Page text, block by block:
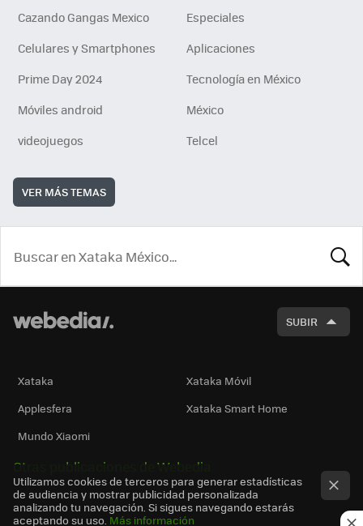
Cazando Gangas Mexico
Especiales
Celulares y Smartphones
Aplicaciones
Prime Day 2024
Tecnología en México
Móviles android
México
videojuegos
Telcel
VER MÁS TEMAS
SUBIR
Xataka
Xataka Móvil
Applesfera
Xataka Smart Home
Mundo Xiaomi
Otras publicaciones de Webedia
Utilizamos cookies de terceros para generar estadísticas
de audiencia y mostrar publicidad personalizada
analizando tu navegación. Si sigues navegando estarás
aceptando su uso. Más información